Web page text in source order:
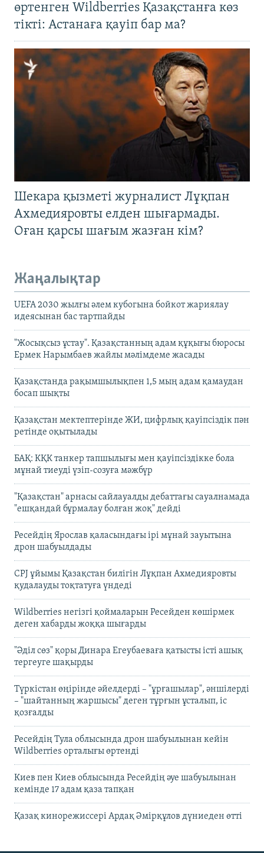
өртенген Wildberries Қазақстанға көз
тікті: Астанаға қауіп бар ма?
Шекара қызметі журналист Лұқпан
Ахмедияровты елден шығармады.
Оған қарсы шағым жазған кім?
Жаңалықтар
UEFA 2030 жылғы әлем кубогына бойкот жариялау
идеясынан бас тартпайды
"Жосықсыз ұстау". Қазақстанның адам құқығы бюросы
Ермек Нарымбаев жайлы мәлімдеме жасады
Қазақстанда рақымшылықпен 1,5 мың адам қамаудан
босап шықты
Қазақстан мектептерінде ЖИ, цифрлық қауіпсіздік пән
ретінде оқытылады
БАҚ: КҚК танкер тапшылығы мен қауіпсіздікке бола
мұнай тиеуді үзіп-созуға мәжбүр
"Қазақстан" арнасы сайлауалды дебаттағы сауалнамада
"ешқандай бұрмалау болған жоқ" дейді
Ресейдің Ярослав қаласындағы ірі мұнай зауытына
дрон шабуылдады
CPJ ұйымы Қазақстан билігін Лұқпан Ахмедияровты
қудалауды тоқтатуға үндеді
Wildberries негізгі қоймаларын Ресейден көшірмек
деген хабарды жоққа шығарды
"Әділ сөз" қоры Динара Егеубаеваға қатысты істі ашық
тергеуге шақырды
Түркістан өңірінде әйелдерді – "ұрғашылар", әншілерді
– "шайтанның жаршысы" деген тұрғын ұсталып, іс
қозғалды
Ресейдің Тула облысында дрон шабуылынан кейін
Wildberries орталығы өртенді
Киев пен Киев облысында Ресейдің әуе шабуылынан
кемінде 17 адам қаза тапқан
Қазақ кинорежиссері Ардақ Әмірқұлов дүниеден өтті